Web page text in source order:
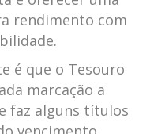
rendimento com
é que o Tesouro
marcação a
faz alguns títulos